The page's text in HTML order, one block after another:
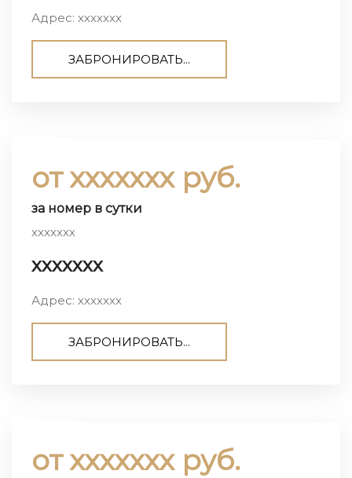
Адрес: ххххххх
ЗАБРОНИРОВАТЬ...
от ххххххх руб.
за номер в сутки
ххххххх
ххххххх
Адрес: ххххххх
ЗАБРОНИРОВАТЬ...
от ххххххх руб.